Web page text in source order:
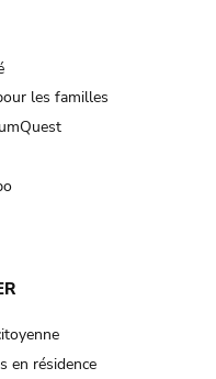
les familles
en résidence